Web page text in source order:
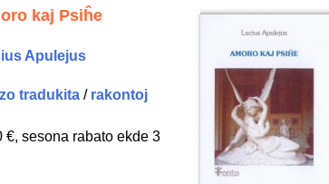
kaj Psiĥe
Apulejus
tradukita / rakontoj
€, sesona rabato ekde 3